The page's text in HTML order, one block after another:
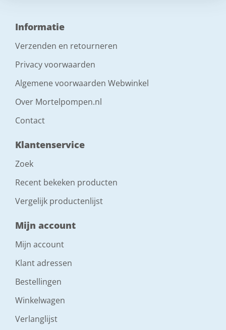
Informatie
Verzenden en retourneren
Privacy voorwaarden
Algemene voorwaarden Webwinkel
Over Mortelpompen.nl
Contact
Klantenservice
Zoek
Recent bekeken producten
Vergelijk productenlijst
Mijn account
Mijn account
Klant adressen
Bestellingen
Winkelwagen
Verlanglijst